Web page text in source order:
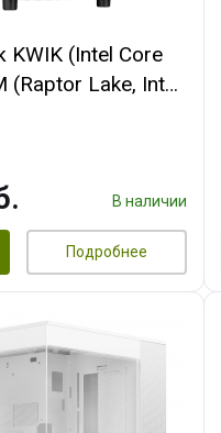
KWIK (Intel Core
(Raptor Lake, Intel
64 ГБ ОЗУ (2
В наличии
Подробнее